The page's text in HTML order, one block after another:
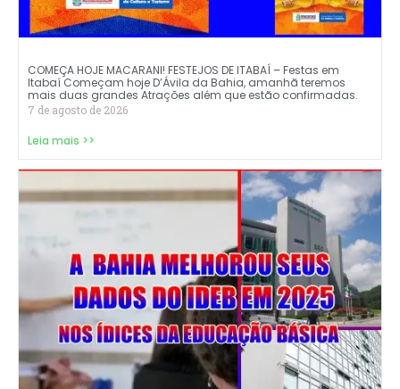
COMEÇA HOJE MACARANI! FESTEJOS DE ITABAÍ – Festas em
Itabaí Começam hoje D’Ávila da Bahia, amanhã teremos
mais duas grandes Atrações além que estão confirmadas.
7 de agosto de 2026
Leia mais >>